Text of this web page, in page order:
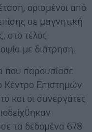
ορισμένοι από
σε μαγνητική
στο τέλος
με διάτρηση.
που παρουσίασε
Επιστημών
και οι συνεργάτες
τα δεδομένα 678